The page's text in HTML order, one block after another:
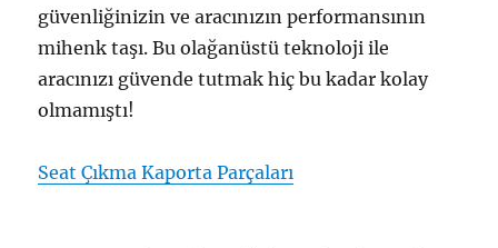
güvenliğinizin ve aracınızın performansının
mihenk taşı. Bu olağanüstü teknoloji ile
aracınızı güvende tutmak hiç bu kadar kolay
olmamıştı!
Seat Çıkma Kaporta Parçaları